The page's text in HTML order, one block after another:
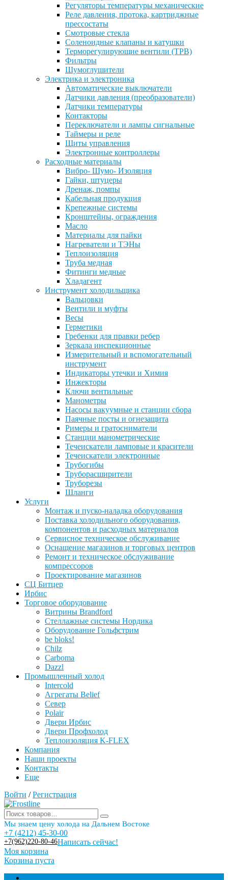
Регуляторы температуры механические
Реле давления, протока, картриджные
прессостаты
Смотровые стекла
Соленоидные клапаны и катушки
Терморегулирующие вентили (ТРВ)
Фильтры
Шумоглушители
Электрика и электроника
Автоматические выключатели
Датчики давления (преобразователи)
Датчики температуры
Контакторы
Переключатели и лампы сигнальные
Таймеры и реле
Щиты управления
Электронные контроллеры
Расходные материалы
Вибро- Шумо- Изоляция
Гайки, штуцеры
Дренаж, помпы
Кабельная продукция
Крепежные системы
Кронштейны, ограждения
Масло
Материалы для пайки
Нагреватели и ТЭНы
Теплоизоляция
Труба медная
Фитинги медные
Хладагент
Инструмент холодильщика
Вальцовки
Вентили и муфты
Весы
Герметики
Гребенки для правки ребер
Зеркала инспекционные
Измерительный и вспомогательный
инструмент
Индикаторы утечки и Химия
Инжекторы
Ключи вентильные
Манометры
Насосы вакуумные и станции сбора
Паячные посты и огнезащита
Римеры и гратосниматели
Станции манометрические
Течеискатели ламповые и красители
Течеискатели электронные
Трубогибы
Труборасширители
Труборезы
Шланги
Услуги
Монтаж и пуско-наладка оборудования
Поставка холодильного оборудования,
компонентов и расходных материалов
Сервисное техническое обслуживание
Оснащение магазинов и торговых центров
Ремонт и техническое обслуживание
компрессоров
Проектирование магазинов
СЦ Битцер
Ирбис
Торговое оборудование
Витрины Brandford
Стеллажные системы Нордика
Оборудование Гольфстрим
be bloks!
Chilz
Carboma
Dazzl
Промышленный холод
Intercold
Агрегаты Belief
Север
Polair
Двери Ирбис
Двери Профхолод
Теплоизоляция K-FLEX
Компания
Наши проекты
Контакты
Еще
Войти / Регистрация
Мы знаем цену холода на Дальнем Востоке
+7 (4212) 45-30-00
+7(962)220-80-46Написать сейчас!
Моя корзина
Корзина пуста